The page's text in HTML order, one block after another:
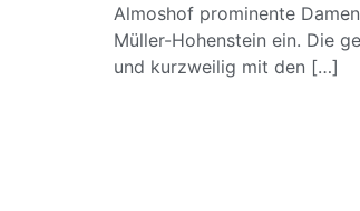
Almoshof prominente
Müller-Hohenstein ein. Die
und kurzweilig mit den […]